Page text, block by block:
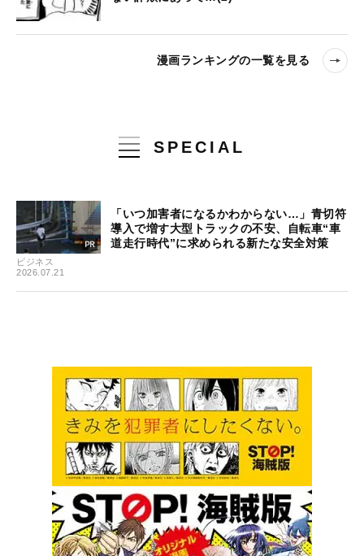
漫画ランキングの一覧を見る
SPECIAL
ビジネス
2026.07.21
「いつ加害者になるかわからない…」青切符
導入で増す大型トラックの不安、自転車“車
道走行時代”に求められる新たな安全対策